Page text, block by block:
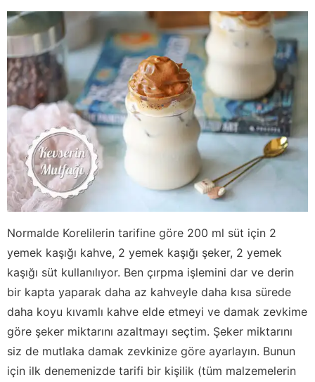
Normalde Korelilerin tarifine göre 200 ml süt için 2
yemek kaşığı kahve, 2 yemek kaşığı şeker, 2 yemek
kaşığı süt kullanılıyor. Ben çırpma işlemini dar ve derin
bir kapta yaparak daha az kahveyle daha kısa sürede
daha koyu kıvamlı kahve elde etmeyi ve damak zevkime
göre şeker miktarını azaltmayı seçtim. Şeker miktarını
siz de mutlaka damak zevkinize göre ayarlayın. Bunun
için ilk denemenizde tarifi bir kişilik (tüm malzemelerin